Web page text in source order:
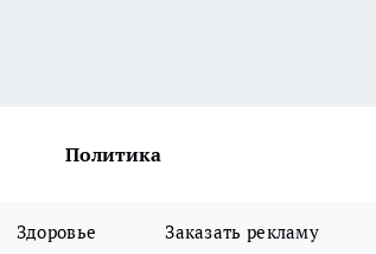
Политика
Здоровье Заказать рекламу